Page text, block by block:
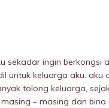
sekadar ingin berkongsi
untuk keluarga aku.
tolong keluarga,
– masing dan